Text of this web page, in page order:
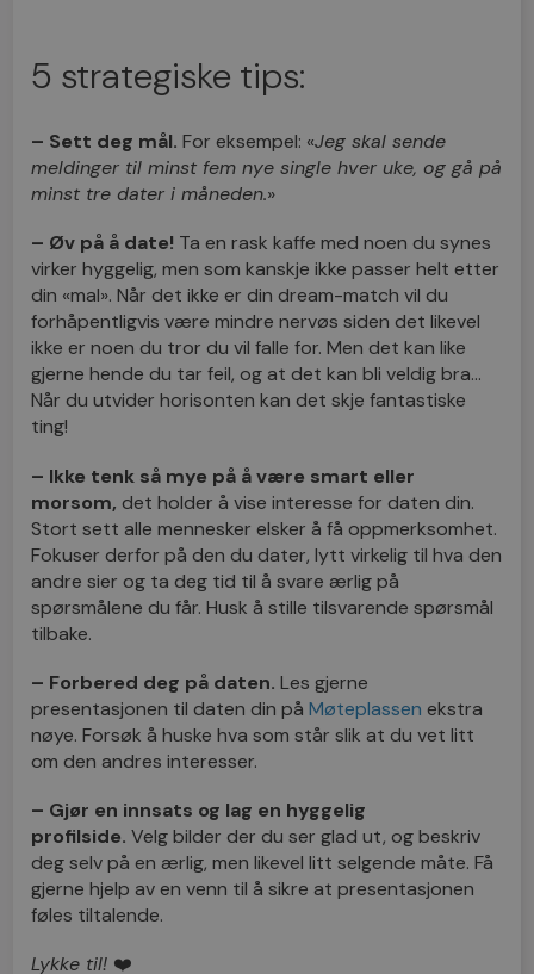
5 strategiske tips:
– Sett deg mål. For eksempel: «Jeg skal sende
meldinger til minst fem nye single hver uke, og gå på
minst tre dater i måneden.»
– Øv på å date! Ta en rask kaffe med noen du synes
virker hyggelig, men som kanskje ikke passer helt etter
din «mal». Når det ikke er din dream-match vil du
forhåpentligvis være mindre nervøs siden det likevel
ikke er noen du tror du vil falle for. Men det kan like
gjerne hende du tar feil, og at det kan bli veldig bra…
Når du utvider horisonten kan det skje fantastiske
ting!
– Ikke tenk så mye på å være smart eller
morsom, det holder å vise interesse for daten din.
Stort sett alle mennesker elsker å få oppmerksomhet.
Fokuser derfor på den du dater, lytt virkelig til hva den
andre sier og ta deg tid til å svare ærlig på
spørsmålene du får. Husk å stille tilsvarende spørsmål
tilbake.
– Forbered deg på daten. Les gjerne
presentasjonen til daten din på Møteplassen ekstra
nøye. Forsøk å huske hva som står slik at du vet litt
om den andres interesser.
– Gjør en innsats og lag en hyggelig
profilside. Velg bilder der du ser glad ut, og beskriv
deg selv på en ærlig, men likevel litt selgende måte. Få
gjerne hjelp av en venn til å sikre at presentasjonen
føles tiltalende.
Lykke til! ❤️